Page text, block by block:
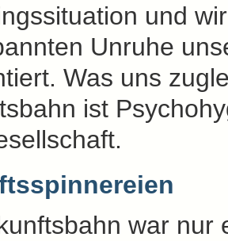
und
Unruhe
Was uns
ist
war nur